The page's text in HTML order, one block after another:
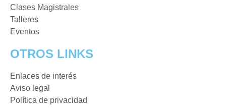
Clases Magistrales
Talleres
Eventos
OTROS LINKS
Enlaces de interés
Aviso legal
Política de privacidad